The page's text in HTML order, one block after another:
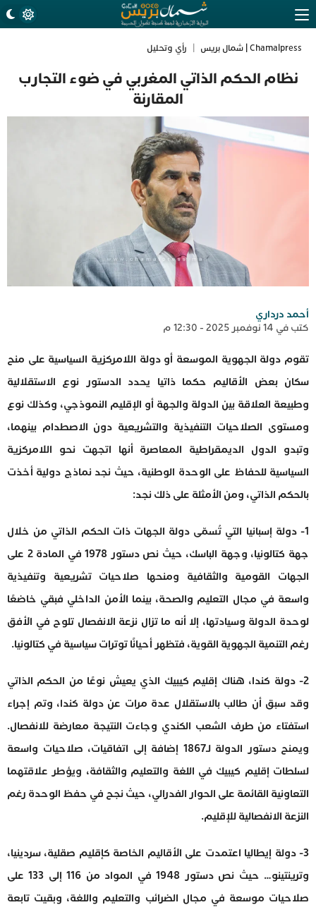
Chamalpress | شمال بريس رأي وتحليل
نظام الحكم الذاتي المغربي في ضوء التجارب
المقارنة
أحمد درداري
كتب في 14 نوفمبر 2025 - 12:30 م
تقوم دولة الجهوية الموسعة أو دولة اللامركزية السياسية على منح
سكان بعض الأقاليم حكما ذاتيا يحدد الدستور نوع الاستقلالية
وطبيعة العلاقة بين الدولة والجهة أو الإقليم النموذجي، وكذلك نوع
ومستوى الصلاحيات التنفيذية والتشريعية دون الاصطدام بينهما،
وتبدو الدول الديمقراطية المعاصرة أنها اتجهت نحو اللامركزية
السياسية للحفاظ على الوحدة الوطنية، حيث نجد نماذج دولية أخذت
بالحكم الذاتي، ومن الأمثلة على ذلك نجد:
1- دولة إسبانيا التي تُسمّى دولة الجهات ذات الحكم الذاتي من خلال
جهة كتالونيا، وجهة الباسك، حيث نص دستور 1978 في المادة 2 على
الجهات القومية والثقافية ومنحها صلاحيات تشريعية وتنفيذية
واسعة في مجال التعليم والصحة، بينما الأمن الداخلي فبقي خاضعًا
لوحدة الدولة وسيادتها، إلا أنه ما تزال نزعة الانفصال تلوح في الأفق
رغم التنمية الجهوية القوية، فتظهر أحيانًا توترات سياسية في كتالونيا.
2- دولة كندا، هناك إقليم كيبيك الذي يعيش نوعًا من الحكم الذاتي
وقد سبق أن طالب بالاستقلال عدة مرات عن دولة كندا، وتم إجراء
استفتاء من طرف الشعب الكندي وجاءت النتيجة معارضة للانفصال.
ويمنح دستور الدولة لـ1867 إضافة إلى اتفاقيات، صلاحيات واسعة
لسلطات إقليم كيبيك في اللغة والتعليم والثقافة، ويؤطر علاقتهما
التعاونية القائمة على الحوار الفدرالي، حيث نجح في حفظ الوحدة رغم
النزعة الانفصالية للإقليم.
3- دولة إيطاليا اعتمدت على الأقاليم الخاصة كإقليم صقلية، سردينيا،
وترينتينو… حيث نص دستور 1948 في المواد من 116 إلى 133 على
صلاحيات موسعة في مجال الضرائب والتعليم واللغة، وبقيت تابعة